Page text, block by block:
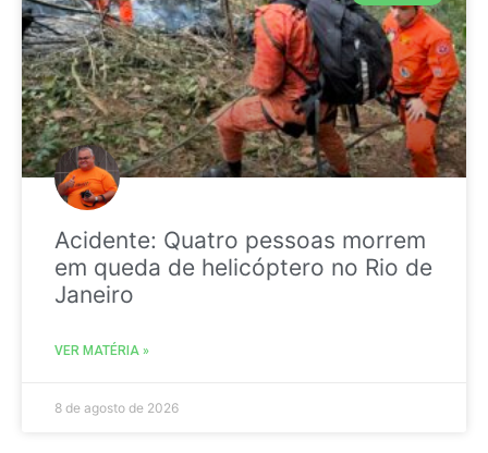
Acidente: Quatro pessoas morrem
em queda de helicóptero no Rio de
Janeiro
VER MATÉRIA »
8 de agosto de 2026